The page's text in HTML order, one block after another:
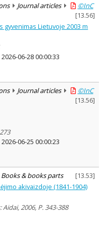
Journal articles
©InC
[13.56]
gyvenimas Lietuvoje 2003 m
2026-06-28 00:00:33
Journal articles
©InC
[13.56]
2026-06-25 00:00:23
Books & books parts [13.53]
akivaizdoje (1841-1904)
2006, P. 343-388